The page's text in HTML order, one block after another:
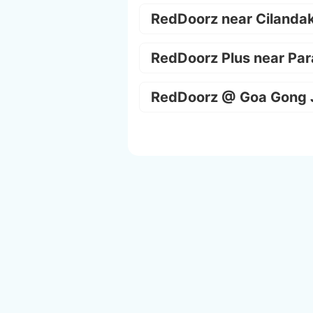
RedDoorz near
RedDoorz Plus near
RedDoorz @ Goa